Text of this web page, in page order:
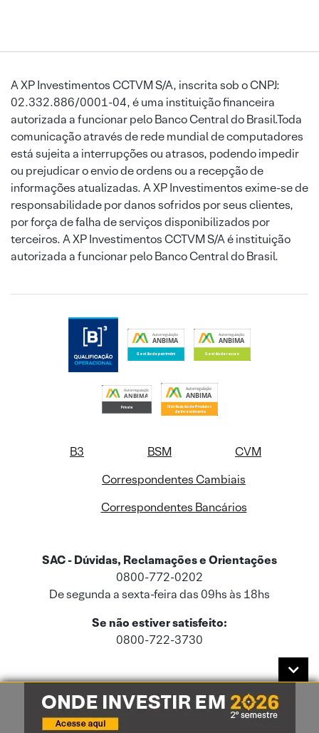
A XP Investimentos CCTVM S/A, inscrita sob o CNPJ:
02.332.886/0001-04, é uma instituição financeira
autorizada a funcionar pelo Banco Central do Brasil.Toda
comunicação através de rede mundial de computadores
está sujeita a interrupções ou atrasos, podendo impedir
ou prejudicar o envio de ordens ou a recepção de
informações atualizadas. A XP Investimentos exime-se de
responsabilidade por danos sofridos por seus clientes,
por força de falha de serviços disponibilizados por
terceiros. A XP Investimentos CCTVM S/A é instituição
autorizada a funcionar pelo Banco Central do Brasil.
B3 BSM
CVM
Correspondentes Cambiais
Correspondentes Bancários
SAC - Dúvidas, Reclamações e Orientações
0800-772-0202
De segunda a sexta-feira das 09hs às 18hs
Se não estiver satisfeito:
0800-722-3730
Este site usa cookies e dados pessoais de acordo com a nossaPolítica de
Cookies
e a nossaPolítica de Privacidade.